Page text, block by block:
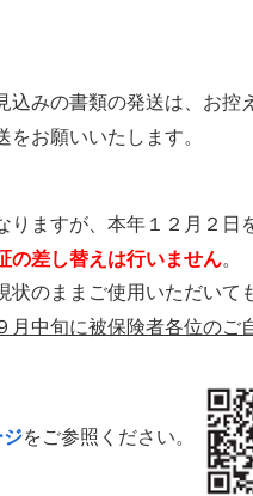
みの書類の発送は、お控
お願いいたします。
ますが、本年１２月２日
の差し替えは行いません。
のままご使用いただい
月中旬に被保険者各位の
をご参照ください。